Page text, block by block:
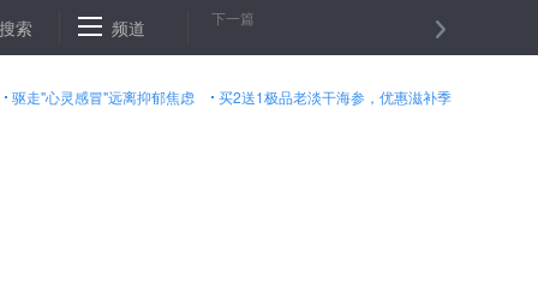
数主要货币汇率２７日上涨 英国取消对突尼斯旅行警告
搜索 频道 下一篇
驱走"心灵感冒"远离抑郁焦虑 买2送1极品老淡干海参，优惠滋补季